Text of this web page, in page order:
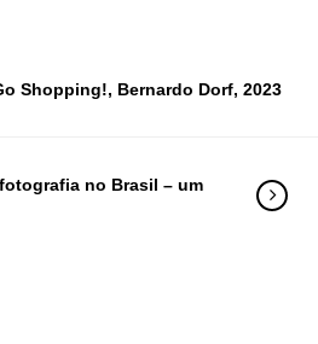
Shopping!, Bernardo Dorf, 2023
no Brasil – um